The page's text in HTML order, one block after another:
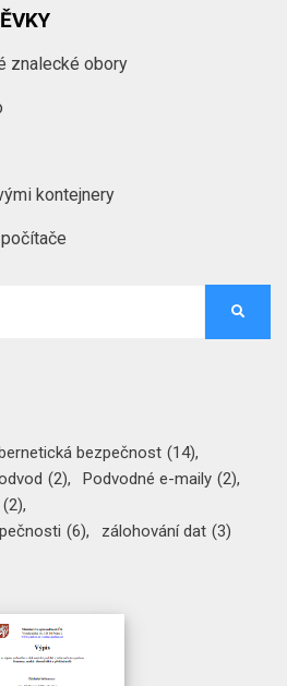
znalecké obory
kontejnery
bezpečnost (14)
(2) Podvodné e-maily (2)
(2)
(6) zálohování dat (3)